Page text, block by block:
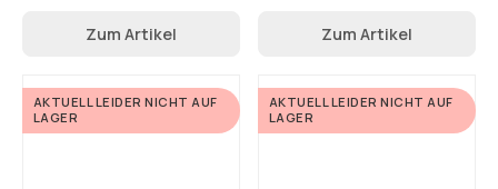
Zum Artikel Zum Artikel
AKTUELL LEIDER NICHT AUF
LAGER
AKTUELL LEIDER NICHT AUF
LAGER